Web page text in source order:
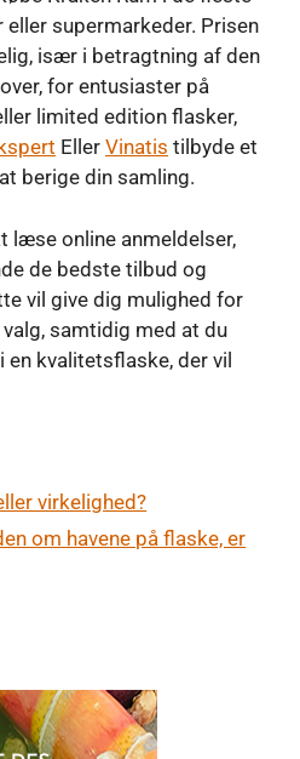
supermarkeder. Prisen
især i betragtning af den
for entusiaster på
limited edition flasker,
Eller Vinatis tilbyde et
berige din samling.
læse online anmeldelser,
de bedste tilbud og
vil give dig mulighed for
samtidig med at du
en kvalitetsflaske, der vil
virkelighed?
om havene på flaske, er